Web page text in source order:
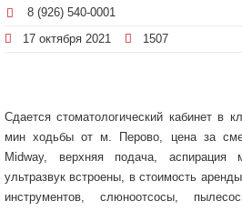
8 (926) 540-0001
17 октября 2021
1507
Сдается стоматологический кабинет в
мин ходьбы от м. Перово, цена за
Midway, верхняя подача, аспирация
ультразвук встроены, в стоимость
инструментов, слюноотсосы,